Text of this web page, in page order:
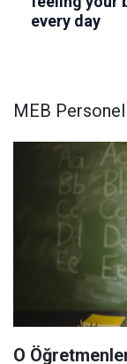
MEB Personel
O